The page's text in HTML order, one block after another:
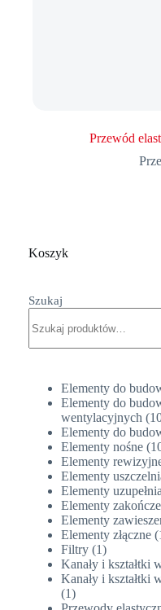
Przewód
Koszyk
Szukaj
Elementy do
Elementy do
wentylacyjnych
Elementy do
Elementy nośne
Elementy
Elementy
Elementy
Elementy
Elementy
Elementy złączne
Filtry 11
produkt
Kanały i kształtki
Kanały i kształtki
11